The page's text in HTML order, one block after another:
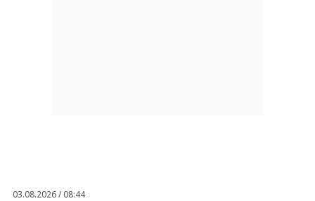
03.08.2026 / 08:44